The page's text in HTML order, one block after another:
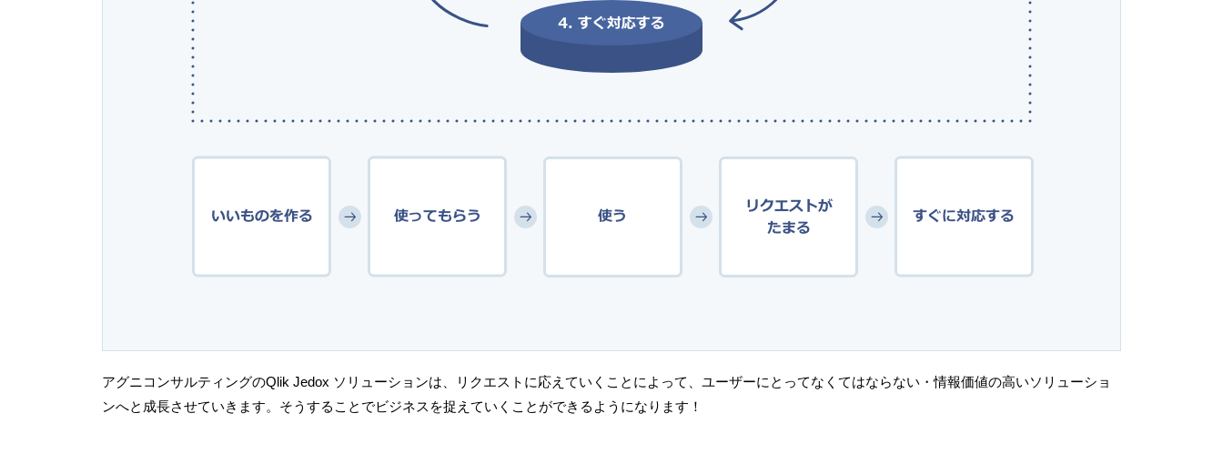
アグニコンサルティングのQlik Jedox ソリューションは、リクエストに応えていくことによって、ユーザーにとってなくてはならない・情報価値の高いソリューショ
ンへと成長させていきます。そうすることでビジネスを捉えていくことができるようになります！